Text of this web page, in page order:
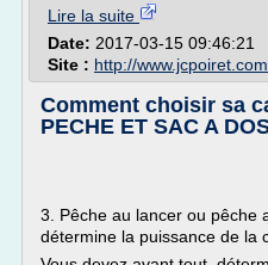
Lire la suite
Date: 2017-03-15 09:46:21
Site : http://www.jcpoiret.com
Comment choisir sa
PECHE ET SAC A
3. Pêche au lancer ou pêche
détermine la puissance de la